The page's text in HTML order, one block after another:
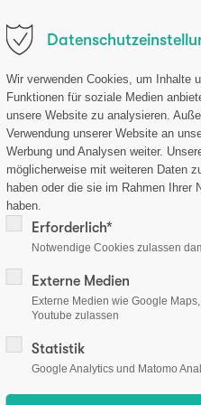
Wir verwenden Cookies, um Inhalte
Funktionen für soziale Medien
unsere Website zu analysieren.
Verwendung unserer Website an
Werbung und Analysen weiter.
möglicherweise mit weiteren Daten
haben oder die sie im Rahmen Ihrer
haben.
Erforderlich*
Notwendige Cookies zulassen
Externe Medien
Externe Medien wie Google
Youtube zulassen
Statistik
Google Analytics und Matomo